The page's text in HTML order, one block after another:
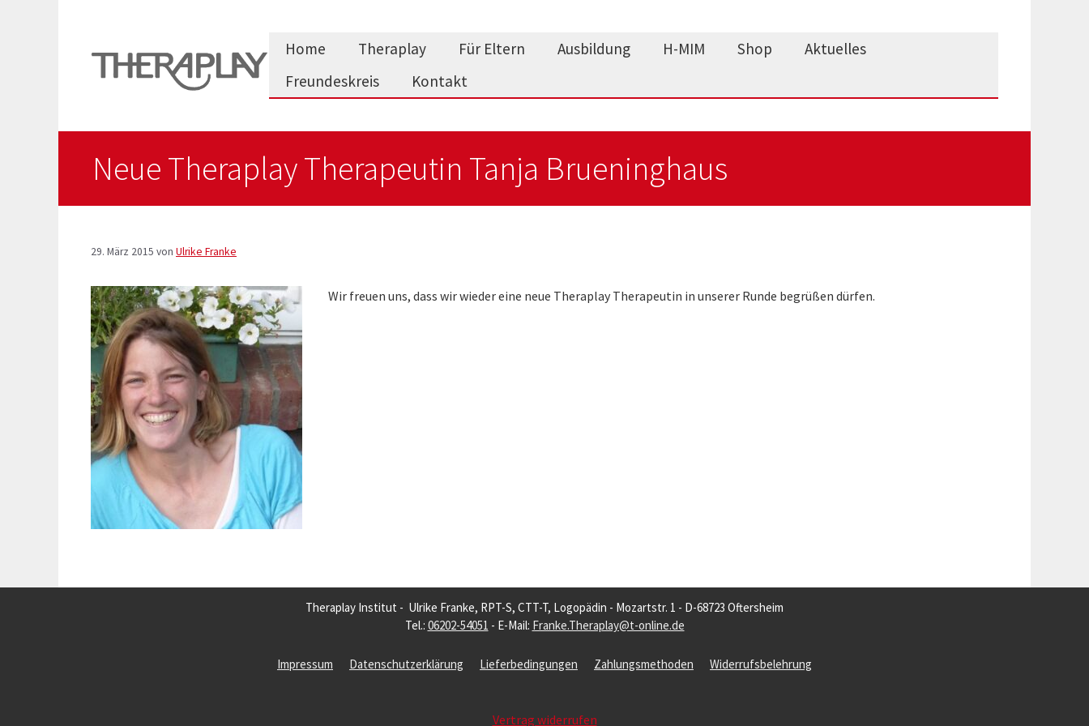
Home Theraplay Für Eltern Ausbildung H-MIM Shop
Aktuelles
Freundeskreis
Kontakt
Neue Theraplay Therapeutin Tanja Brueninghaus
29. März 2015 von Ulrike Franke
Wir freuen uns, dass wir wieder eine neue Theraplay Therapeutin in unserer Runde begrüßen dürfen.
Theraplay Institut - Ulrike Franke, RPT-S, CTT-T, Logopädin - Mozartstr. 1 - D-68723 Oftersheim
Tel.: 06202-54051 - E-Mail: Franke.Theraplay@t-online.de
Impressum Datenschutzerklärung Lieferbedingungen Zahlungsmethoden Widerrufsbelehrung
Vertrag widerrufen